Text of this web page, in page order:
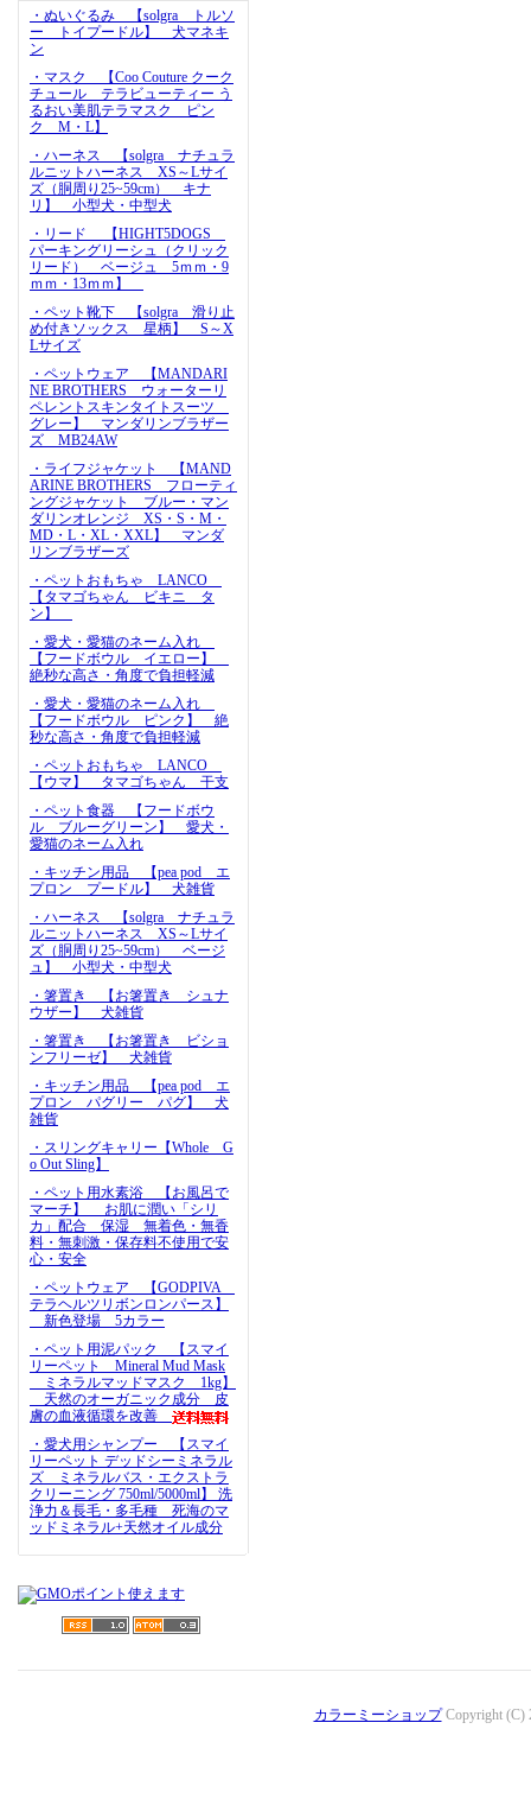
・ぬいぐるみ 【solgra トルソ
ー トイプードル】 犬マネキ
ン
・マスク 【Coo Couture クーク
チュール テラビューティー う
るおい美肌テラマスク ピン
ク M・L】
・ハーネス 【solgra ナチュラ
ルニットハーネス XS～Lサイ
ズ（胴周り25~59cm） キナ
リ】 小型犬・中型犬
・リード 【HIGHT5DOGS
パーキングリーシュ（クリック
リード） ベージュ 5ｍｍ・9
ｍｍ・13ｍｍ】
・ペット靴下 【solgra 滑り止
め付きソックス 星柄】 S～X
Lサイズ
・ペットウェア 【MANDARI
NE BROTHERS ウォーターリ
ペレントスキンタイトスーツ
グレー】 マンダリンブラザー
ズ MB24AW
・ライフジャケット 【MAND
ARINE BROTHERS フローティ
ングジャケット ブルー・マン
ダリンオレンジ XS・S・M・
MD・L・XL・XXL】 マンダ
リンブラザーズ
・ペットおもちゃ LANCO
【タマゴちゃん ビキニ タ
ン】
・愛犬・愛猫のネーム入れ
【フードボウル イエロー】
絶秒な高さ・角度で負担軽減
・愛犬・愛猫のネーム入れ
【フードボウル ピンク】 絶
秒な高さ・角度で負担軽減
・ペットおもちゃ LANCO
【ウマ】 タマゴちゃん 干支
・ペット食器 【フードボウ
ル ブルーグリーン】 愛犬・
愛猫のネーム入れ
・キッチン用品 【pea pod エ
プロン プードル】 犬雑貨
・ハーネス 【solgra ナチュラ
ルニットハーネス XS～Lサイ
ズ（胴周り25~59cm） ベージ
ュ】 小型犬・中型犬
・箸置き 【お箸置き シュナ
ウザー】 犬雑貨
・箸置き 【お箸置き ビショ
ンフリーゼ】 犬雑貨
・キッチン用品 【pea pod エ
プロン パグリー パグ】 犬
雑貨
・スリングキャリー【Whole G
o Out Sling】
・ペット用水素浴 【お風呂で
マーチ】 お肌に潤い「シリ
カ」配合 保湿 無着色・無香
料・無刺激・保存料不使用で安
心・安全
・ペットウェア 【GODPIVA
テラヘルツリボンロンパース】
新色登場 5カラー
・ペット用泥パック 【スマイ
リーペット Mineral Mud Mask
ミネラルマッドマスク 1kg】
天然のオーガニック成分 皮
膚の血液循環を改善
・愛犬用シャンプー 【スマイ
リーペット デッドシーミネラル
ズ ミネラルバス・エクストラ
クリーニング 750ml/5000ml】 洗
浄力＆長毛・多毛種 死海のマ
ッドミネラル+天然オイル成分
カラーミーショップCopyright (C)